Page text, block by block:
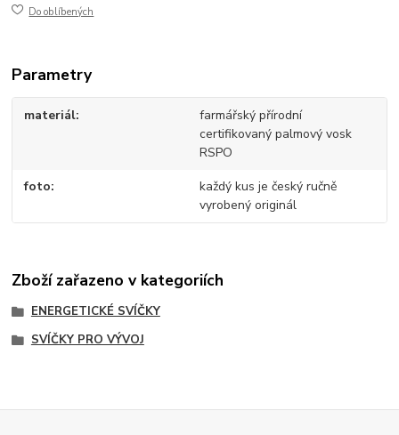
Do oblíbených
Parametry
materiál
farmářský přírodní
certifikovaný palmový vosk
RSPO
foto
každý kus je český ručně
vyrobený originál
Zboží zařazeno v kategoriích
ENERGETICKÉ SVÍČKY
SVÍČKY PRO VÝVOJ